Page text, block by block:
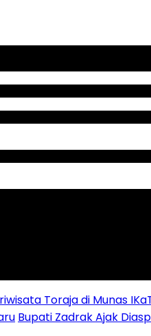
Toraja di Munas
Bupati Zadrak Ajak